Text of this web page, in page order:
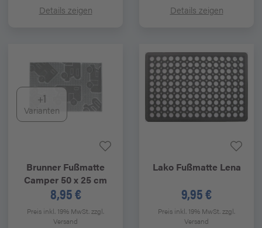
Details zeigen Details zeigen
+1
Varianten
Brunner Fußmatte
Camper 50 x 25 cm
8,95 €
Preis inkl. 19% MwSt.zzgl.
Versand
LakoFußmatte Lena
9,95 €
Preis inkl. 19% MwSt.zzgl.
Versand